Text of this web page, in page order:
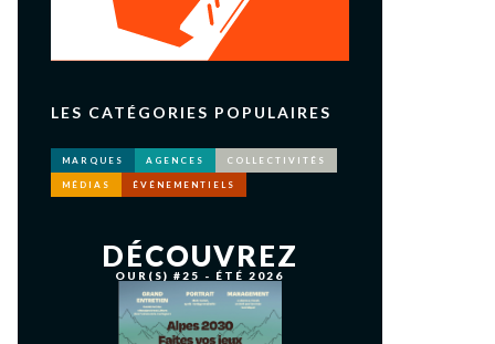
LES CATÉGORIES POPULAIRES
MARQUES AGENCES COLLECTIVITÉS
MÉDIAS ÉVÉNEMENTIELS
DÉCOUVREZ
OUR(S) #25 - ÉTÉ 2026